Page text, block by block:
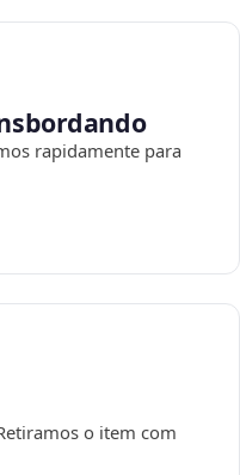
rapidamente para
o item com